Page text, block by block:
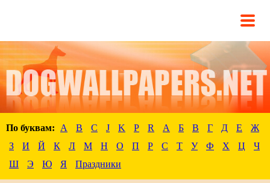
По буквам: A B C J K P R А Б В Г Д Е
Ж
З
И Й К Л М Н О П Р С Т У Ф Х Ц
Ч
Ш
Э Ю Я Праздники